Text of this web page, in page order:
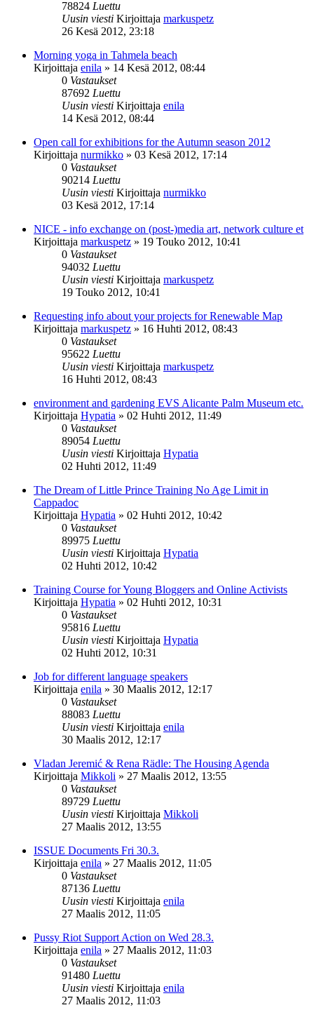
78824 Luettu
Uusin viesti Kirjoittaja markuspetz
26 Kesä 2012, 23:18
Morning yoga in Tahmela beach
Kirjoittaja enila » 14 Kesä 2012, 08:44
0 Vastaukset
87692 Luettu
Uusin viesti Kirjoittaja enila
14 Kesä 2012, 08:44
Open call for exhibitions for the Autumn season 2012
Kirjoittaja nurmikko » 03 Kesä 2012, 17:14
0 Vastaukset
90214 Luettu
Uusin viesti Kirjoittaja nurmikko
03 Kesä 2012, 17:14
NICE - info exchange on (post-)media art, network culture et
Kirjoittaja markuspetz » 19 Touko 2012, 10:41
0 Vastaukset
94032 Luettu
Uusin viesti Kirjoittaja markuspetz
19 Touko 2012, 10:41
Requesting info about your projects for Renewable Map
Kirjoittaja markuspetz » 16 Huhti 2012, 08:43
0 Vastaukset
95622 Luettu
Uusin viesti Kirjoittaja markuspetz
16 Huhti 2012, 08:43
environment and gardening EVS Alicante Palm Museum etc.
Kirjoittaja Hypatia » 02 Huhti 2012, 11:49
0 Vastaukset
89054 Luettu
Uusin viesti Kirjoittaja Hypatia
02 Huhti 2012, 11:49
The Dream of Little Prince Training No Age Limit in
Cappadoc
Kirjoittaja Hypatia » 02 Huhti 2012, 10:42
0 Vastaukset
89975 Luettu
Uusin viesti Kirjoittaja Hypatia
02 Huhti 2012, 10:42
Training Course for Young Bloggers and Online Activists
Kirjoittaja Hypatia » 02 Huhti 2012, 10:31
0 Vastaukset
95816 Luettu
Uusin viesti Kirjoittaja Hypatia
02 Huhti 2012, 10:31
Job for different language speakers
Kirjoittaja enila » 30 Maalis 2012, 12:17
0 Vastaukset
88083 Luettu
Uusin viesti Kirjoittaja enila
30 Maalis 2012, 12:17
Vladan Jeremić & Rena Rädle: The Housing Agenda
Kirjoittaja Mikkoli » 27 Maalis 2012, 13:55
0 Vastaukset
89729 Luettu
Uusin viesti Kirjoittaja Mikkoli
27 Maalis 2012, 13:55
ISSUE Documents Fri 30.3.
Kirjoittaja enila » 27 Maalis 2012, 11:05
0 Vastaukset
87136 Luettu
Uusin viesti Kirjoittaja enila
27 Maalis 2012, 11:05
Pussy Riot Support Action on Wed 28.3.
Kirjoittaja enila » 27 Maalis 2012, 11:03
0 Vastaukset
91480 Luettu
Uusin viesti Kirjoittaja enila
27 Maalis 2012, 11:03